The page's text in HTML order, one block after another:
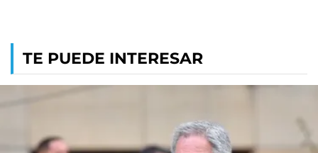
TE PUEDE INTERESAR